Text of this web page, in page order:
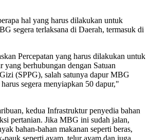
hal yang harus dilakukan untuk
segera terlaksana di Daerah, termasuk di
Percepatan yang harus dilakukan untuk
yang berhubungan dengan Satuan
(SPPG), salah satunya dapur MBG
segera menyiapkan 50 dapur,"
kedua Infrastruktur penyedia bahan
pertanian. Jika MBG ini sudah jalan,
bahan-bahan makanan seperti beras,